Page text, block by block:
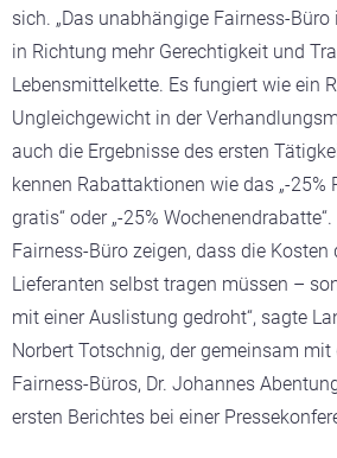
sich. „Das unabhängige Fairness-
in Richtung mehr Gerechtigkeit und
Lebensmittelkette. Es fungiert wie ein
Ungleichgewicht in der
auch die Ergebnisse des ersten
kennen Rabattaktionen wie das „-25%
gratis“ oder „-25%
Fairness-Büro zeigen, dass die
Lieferanten selbst tragen müssen –
mit einer Auslistung gedroht“, sagte
Norbert Totschnig, der gemeinsam mit
Fairness-Büros, Dr. Johannes
ersten Berichtes bei einer